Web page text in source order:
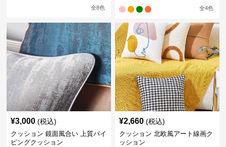
全8色 全4色
¥3,000 (税込)
クッション 鏡面風合い 上質パイ
ピングクッション
¥2,660 (税込)
クッション 北欧風アート線画ク
ッション